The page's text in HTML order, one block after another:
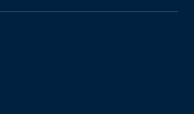
(Twitter)